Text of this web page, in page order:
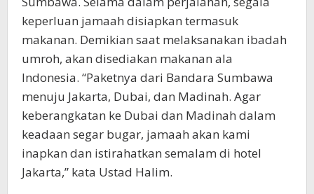
keperluan jamaah disiapkan termasuk
makanan. Demikian saat melaksanakan ibadah
umroh, akan disediakan makanan ala
Indonesia. “Paketnya dari Bandara Sumbawa
menuju Jakarta, Dubai, dan Madinah. Agar
keberangkatan ke Dubai dan Madinah dalam
keadaan segar bugar, jamaah akan kami
inapkan dan istirahatkan semalam di hotel
Jakarta,” kata Ustad Halim.